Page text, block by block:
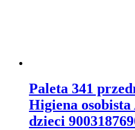
Paleta 341
Higiena
dzieci